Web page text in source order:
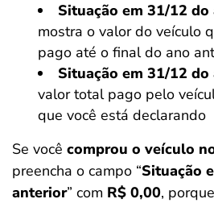
Situação em 31/12
mostra o valor do veículo
pago até o final do ano
Situação em 31/12 do
valor total pago pelo
que você está declarando
Se você comprou o veículo
preencha o campo “Situação
anterior” com R$ 0,00,